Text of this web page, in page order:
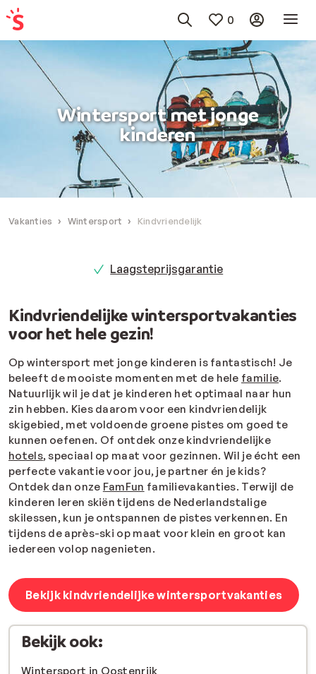
0
Wintersport met jonge
kinderen
Vakanties Wintersport Kindvriendelijk
Laagsteprijsgarantie
Kindvriendelijke wintersportvakanties
voor het hele gezin!
Op wintersport met jonge kinderen is fantastisch! Je
beleeft de mooiste momenten met de hele familie.
Natuurlijk wil je dat je kinderen het optimaal naar hun
zin hebben. Kies daarom voor een kindvriendelijk
skigebied, met voldoende groene pistes om goed te
kunnen oefenen. Of ontdek onze kindvriendelijke
hotels, speciaal op maat voor gezinnen. Wil je écht een
perfecte vakantie voor jou, je partner én je kids?
Ontdek dan onze FamFun familievakanties. Terwijl de
kinderen leren skiën tijdens de Nederlandstalige
skilessen, kun je ontspannen de pistes verkennen. En
tijdens de après-ski op maat voor klein en groot kan
iedereen volop nagenieten.
Bekijk kindvriendelijke wintersportvakanties
Bekijk ook:
Wintersport in Oostenrijk